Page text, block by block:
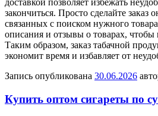
доставкой позволяет избежать
закончиться. Просто сделайте
связанных с поиском нужного
описания и отзывы о товарах, чтобы
Таким образом, заказ табачной
экономит время и избавляет от
Запись опубликована 30.06.2026
Купить оптом сигареты по